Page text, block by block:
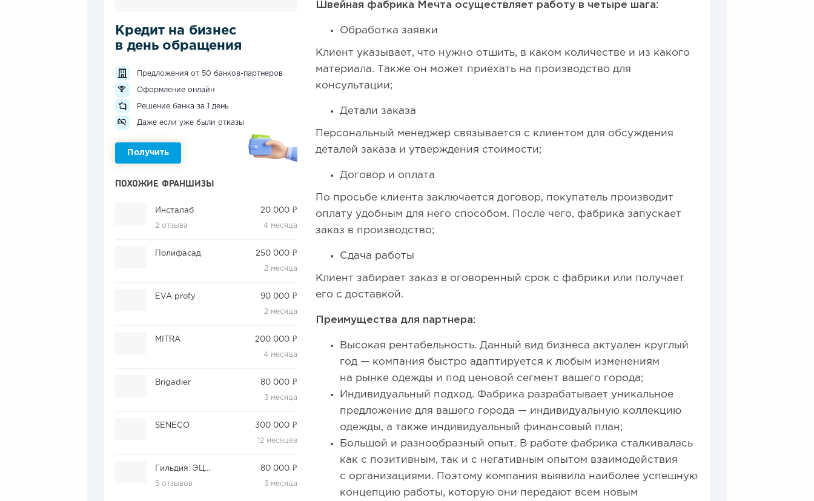
Кредит на бизнес
в день обращения
Предложения от 50 банков-партнеров
Оформление онлайн
Решение банка за 1 день
Даже если уже были отказы
Получить
ПОХОЖИЕ ФРАНШИЗЫ
Инсталаб
2 отзыва
20 000 ₽
4 месяца
Полифасад 250 000 ₽
2 месяца
EVA profy 90 000 ₽
2 месяца
MITRA 200 000 ₽
4 месяца
Brigadier 80 000 ₽
3 месяца
SENECO 300 000 ₽
12 месяцев
Гильдия: ЭЦП, печати, штампы
5 отзывов
80 000 ₽
3 месяца
Швейная фабрика Мечта осуществляет работу в четыре шага:
Обработка заявки
Клиент указывает, что нужно отшить, в каком количестве и из какого
материала. Также он может приехать на производство для
консультации;
Детали заказа
Персональный менеджер связывается с клиентом для обсуждения
деталей заказа и утверждения стоимости;
Договор и оплата
По просьбе клиента заключается договор, покупатель производит
оплату удобным для него способом. После чего, фабрика запускает
заказ в производство;
Сдача работы
Клиент забирает заказ в оговоренный срок с фабрики или получает
его с доставкой.
Преимущества для партнера:
Высокая рентабельность. Данный вид бизнеса актуален круглый
год — компания быстро адаптируется к любым изменениям
на рынке одежды и под ценовой сегмент вашего города;
Индивидуальный подход. Фабрика разрабатывает уникальное
предложение для вашего города — индивидуальную коллекцию
одежды, а также индивидуальный финансовый план;
Большой и разнообразный опыт. В работе фабрика сталкивалась
как с позитивным, так и с негативным опытом взаимодействия
с организациями. Поэтому компания выявила наиболее успешную
концепцию работы, которую они передают всем новым